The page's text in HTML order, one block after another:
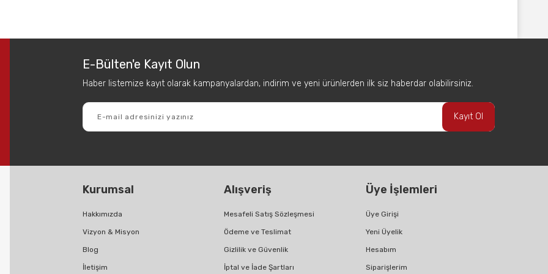
Yorum Yaz
E-Bülten'e Kayıt Olun
Haber listemize kayıt olarak kampanyalardan, indirim ve yeni ürünlerden ilk siz haberdar olabilirsiniz.
Kayıt Ol
Kurumsal
Hakkımızda
Vizyon & Misyon
Blog
İletişim
Alışveriş
Mesafeli Satış Sözleşmesi
Ödeme ve Teslimat
Gizlilik ve Güvenlik
İptal ve İade Şartları
Üye İşlemleri
Üye Girişi
Yeni Üyelik
Hesabım
Siparişlerim